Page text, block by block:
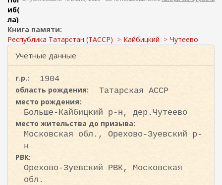
о
и
с
к
а
иб(
ла)
Книга памяти:
Республика Татарстан (ТАССР)
Кайбицкий Чутеево
Учетные данные
г.р.:
1904
область рождения:
Татарская АССР
место рождения:
Больше-Кайбицкий р-н, дер.Чутеево
место жительства до призыва:
Московская обл., Орехово-Зуевский р-
н
РВК:
Орехово-Зуевский РВК, Московская
обл.